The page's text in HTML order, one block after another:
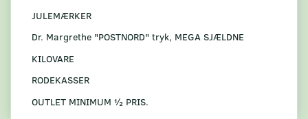
JULEMÆRKER
Dr. Margrethe "POSTNORD" tryk, MEGA SJÆLDNE
KILOVARE
RODEKASSER
OUTLET MINIMUM ½ PRIS.